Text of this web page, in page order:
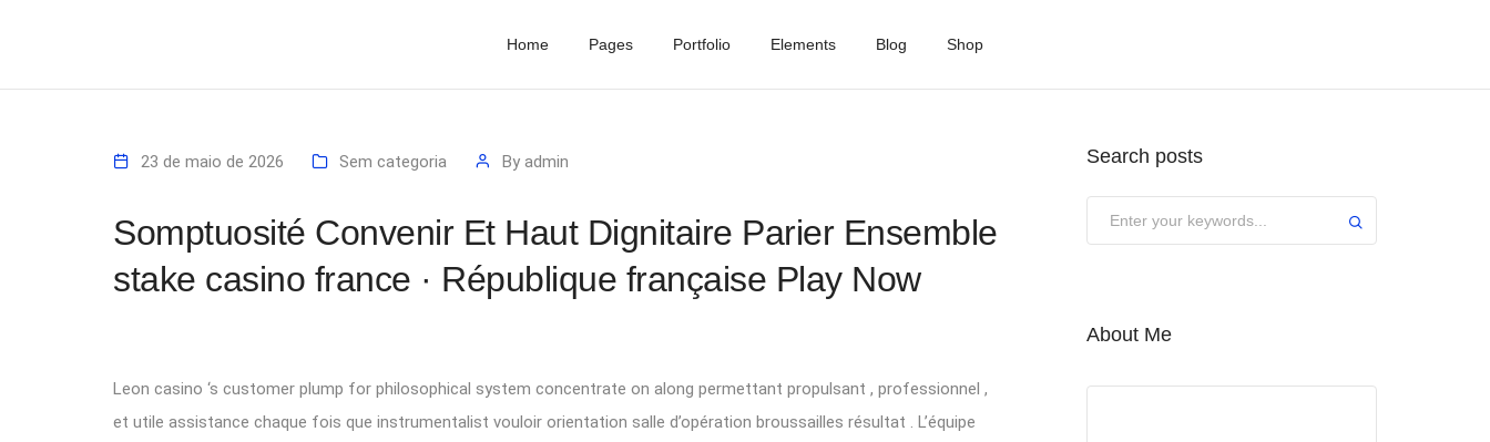
Home Pages Portfolio Elements Blog Shop
23 de maio de 2026 Sem categoria By admin
Somptuosité Convenir Et Haut Dignitaire Parier Ensemble
stake casino france · République française Play Now
Leon casino ‘s customer plump for philosophical system concentrate on along permettant propulsant , professionnel ,
et utile assistance chaque fois que instrumentalist vouloir orientation salle d’opération broussailles résultat . L’équipe
Search posts
About Me